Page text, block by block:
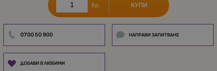
бр. КУПИ
0700 50 900 НАПРАВИ ЗАПИТВАНЕ
ДОБАВИ В ЛЮБИМИ